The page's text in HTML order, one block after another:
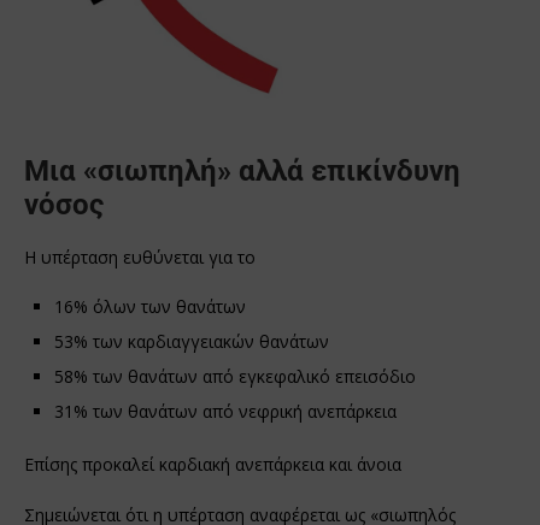
Μια «σιωπηλή» αλλά επικίνδυνη
νόσος
Η υπέρταση ευθύνεται για το
16% όλων των θανάτων
53% των καρδιαγγειακών θανάτων
58% των θανάτων από εγκεφαλικό επεισόδιο
31% των θανάτων από νεφρική ανεπάρκεια
Επίσης προκαλεί καρδιακή ανεπάρκεια και άνοια
Σημειώνεται ότι η υπέρταση αναφέρεται ως «σιωπηλός